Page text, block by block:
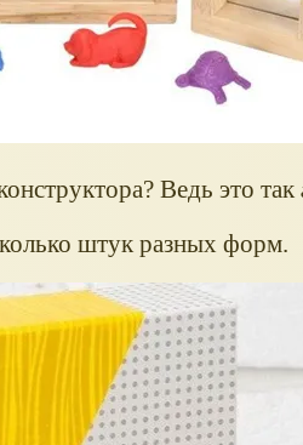
Ведь это так
штук разных форм.